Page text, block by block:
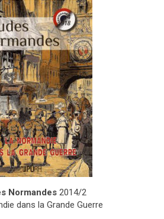
Normandes2014/2
dans la Grande Guerre